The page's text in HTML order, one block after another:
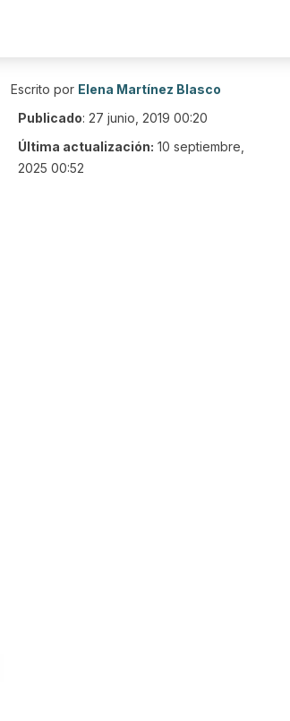
Escrito por Elena Martínez Blasco
Publicado: 27 junio, 2019 00:20
Última actualización: 10 septiembre,
2025 00:52